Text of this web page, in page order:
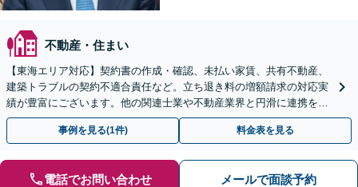
不動産・住まい
【東海エリア対応】契約書の作成・確認、未払い家賃、共有不動産、
建築トラブルの契約不適合責任など。立ち退き料の増額請求の対応実
績が豊富にございます。他の関連士業や不動産業界と円滑に連携を行
い、正確に手続きを進めてまいります。【初回面談無料】
事例を見る(1件) 料金表を見る
電話でお問い合わせ メールで面談予約